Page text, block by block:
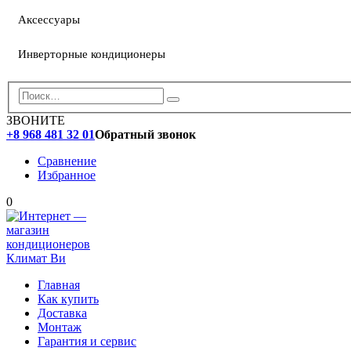
Аксессуары
Инверторные кондиционеры
ЗВОНИТЕ
+8 968 481 32 01Обратный звонок
Сравнение
Избранное
0
Главная
Как купить
Доставка
Монтаж
Гарантия и сервис